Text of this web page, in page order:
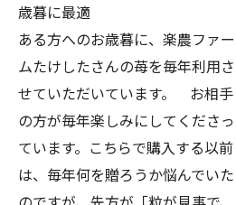
歳暮に最適
ある方へのお歳暮に、楽農ファー
ムたけしたさんの苺を毎年利用さ
せていただいています。 お相手
の方が毎年楽しみにしてくださっ
ています。こちらで購入する以前
は、毎年何を贈ろうか悩んでいた